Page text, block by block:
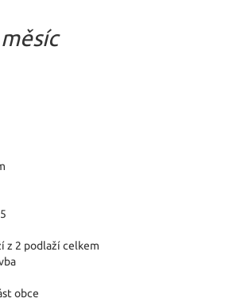
z 2 podlaží celkem
obce